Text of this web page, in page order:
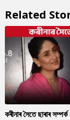
Related
কৰীনাৰ সৈতে ছাৰাৰ